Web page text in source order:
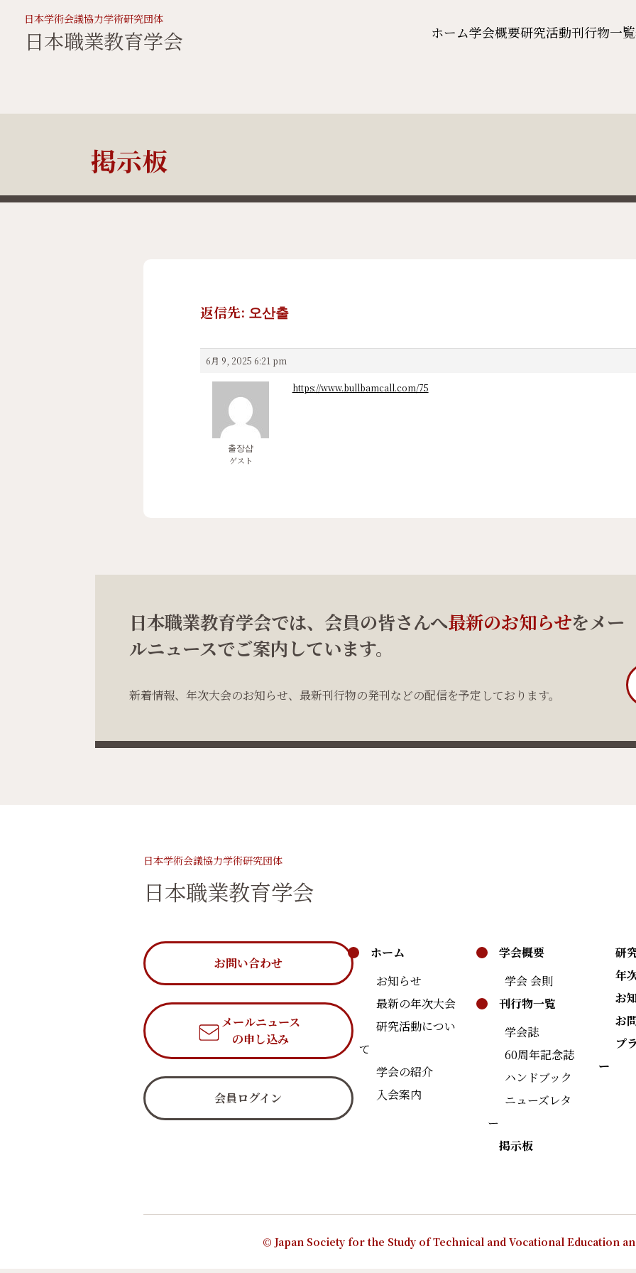
日本学術会議協力学術研究団体
日本職業教育学会 ホーム学会概要研究活動刊行物一覧
掲示板
返信先: 오산출
6月 9, 2025 6:21 pm
출장샵
ゲスト
https://www.bullbamcall.com/75
日本職業教育学会では、会員の皆さんへ最新のお知らせをメー
ルニュースでご案内しています。
新着情報、年次大会のお知らせ、最新刊行物の発刊などの配信を予定しております。
日本学術会議協力学術研究団体
日本職業教育学会
お問い合わせ
メールニュース
の申し込み
会員ログイン
ホーム
お知らせ
最新の年次大会
研究活動につい
て
学会の紹介
入会案内
学会概要
学会 会則
刊行物一覧
学会誌
60周年記念誌
ハンドブック
ニューズレタ
ー
掲示板
研
年
お
お
プ
ー
© Japan Society for the Study of Technical and Vocational Education